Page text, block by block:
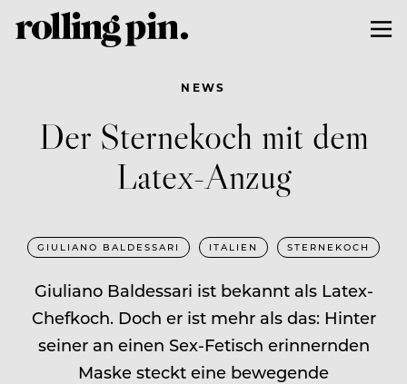
NEWS
Der Sternekoch mit dem
Latex-Anzug
GIULIANO BALDESSARI ITALIEN STERNEKOCH
Giuliano Baldessari ist bekannt als Latex-
Chefkoch. Doch er ist mehr als das: Hinter
seiner an einen Sex-Fetisch erinnernden
Maske steckt eine bewegende